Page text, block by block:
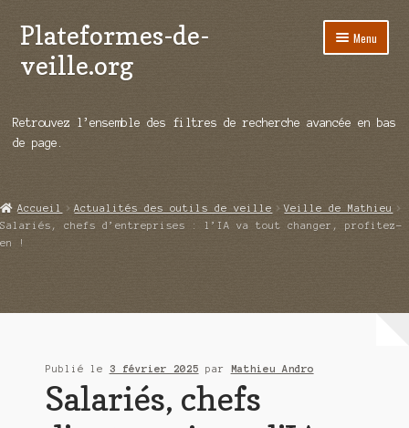
Aller
à
la
Aller
au
contenu
Plateformes-de-
veille.org
Menu
Répertoire d’ouitils
Démos vidéos
Ouvrir
Qui sommes-nous ?
Retrouvez l’ensemble des filtres de recherche avancée en bas
de page.
Accueil Actualités des outils de veille
Veille de Mathieu
Salariés, chefs d’entreprises : l’IA va tout changer, profitez-
en !
Publié le 3 février 2025 par Mathieu Andro
Salariés, chefs